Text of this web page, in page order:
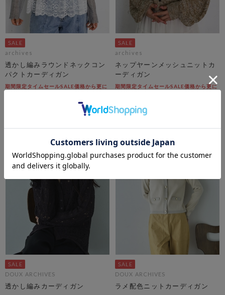
archives
透かし編みラウンドネックコン
パクトカーディガン
期間限定タイムセールSALE価格から更に
archives
ネップヤーンメッシュニットカ
ーディガン
期間限定タイムセールSALE価格から更に
￥2,475
DOUX ARCHIVES
透かし編みカーディガン
DOUX ARCHIVES
ラメ配色ニットカーディガン